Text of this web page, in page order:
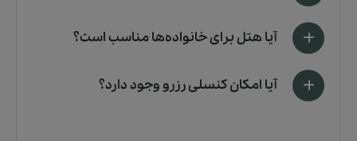
آیا هتل برای خانواده‌ها مناسب است؟
آیا امکان کنسلی رزرو وجود دارد؟